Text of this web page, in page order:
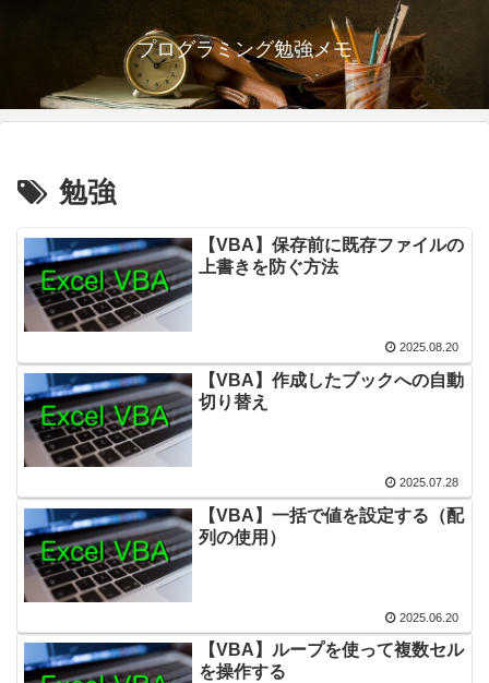
プログラミング勉強メモ
勉強
【VBA】保存前に既存ファイルの
上書きを防ぐ方法
2025.08.20
【VBA】作成したブックへの自動
切り替え
2025.07.28
【VBA】一括で値を設定する（配
列の使用）
2025.06.20
【VBA】ループを使って複数セル
を操作する